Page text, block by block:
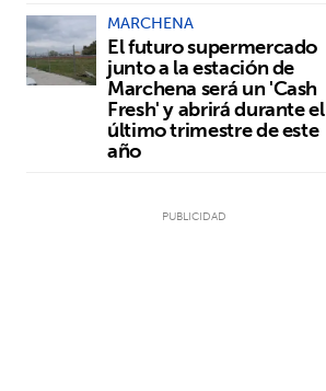
MARCHENA
El futuro supermercado
junto a la estación de
Marchena será un 'Cash
Fresh' y abrirá durante el
último trimestre de este
año